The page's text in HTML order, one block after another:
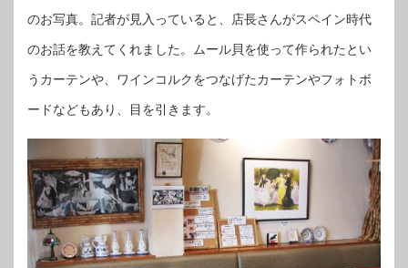
のお写真。記者が見入っていると、店長さんがスペイン時代
のお話を教えてくれました。ムール貝を使って作られたとい
うカーテンや、ワインコルクをつなげたカーテンやフォトボ
ードなどもあり、目を引きます。